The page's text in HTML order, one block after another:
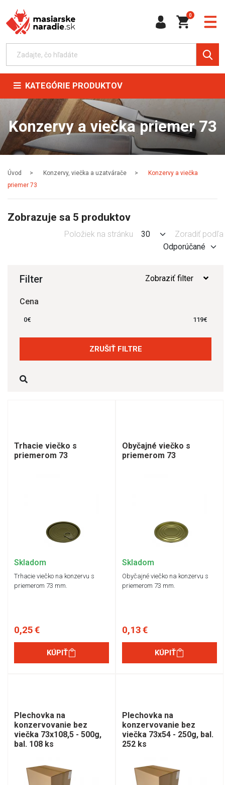
0
KATEGÓRIE PRODUKTOV
Konzervy a viečka priemer 73
Úvod Konzervy, viečka a uzatvárače
Konzervy a viečka
priemer 73
Zobrazuje sa 5 produktov
Položiek na stránku Zoradiť podľa
Filter Zobraziť filter
Cena
0€ 119€
ZRUŠIŤ FILTRE
Trhacie viečko s
priemerom 73
Skladom
Trhacie viečko na konzervu s
priemerom 73 mm.
0,25 €
KÚPIŤ
Obyčajné viečko s
priemerom 73
Skladom
Obyčajné viečko na konzervu s
priemerom 73 mm.
0,13 €
KÚPIŤ
Plechovka na
konzervovanie bez
viečka 73x108,5 - 500g,
bal. 108 ks
Plechovka na
konzervovanie bez
viečka 73x54 - 250g, bal.
252 ks